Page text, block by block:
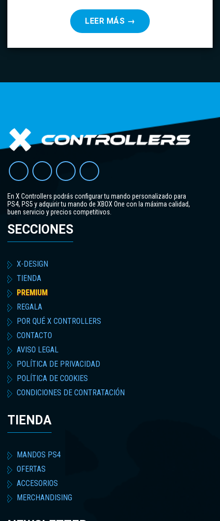
LEER MÁS →
En X Controllers podrás configurar tu mando personalizado para
PS4, PS5 y adquirir tu mando de XBOX One con la máxima calidad,
buen servicio y precios competitivos.
SECCIONES
X-DESIGN
TIENDA
PREMIUM
REGALA
POR QUÉ X CONTROLLERS
CONTACTO
AVISO LEGAL
POLÍTICA DE PRIVACIDAD
POLÍTICA DE COOKIES
CONDICIONES DE CONTRATACIÓN
TIENDA
MANDOS PS4
OFERTAS
ACCESORIOS
MERCHANDISING